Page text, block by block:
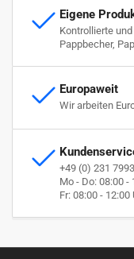
Eigene
Kontrollierte
Pappbecher,
Europaweit
Wir arbeiten
+49 (0) 231
Mo - Do: 08:00 -
Fr: 08:00 - 12:00